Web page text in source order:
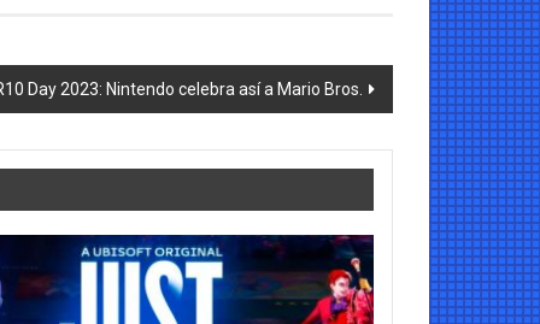
Day 2023: Nintendo celebra así a Mario Bros.